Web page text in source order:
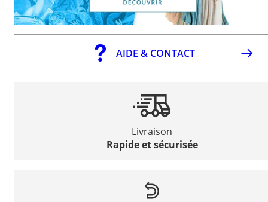
AIDE & CONTACT
Livraison
Rapide et sécurisée